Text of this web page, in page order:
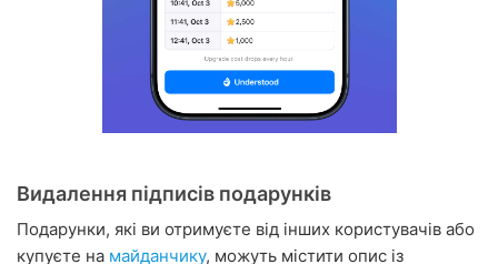
Видалення підписів подарунків
Подарунки, які ви отримуєте від інших користувачів або
купуєте на майданчику, можуть містити опис із